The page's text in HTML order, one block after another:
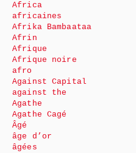
Africa
africaines
Afrika Bambaataa
Afrin
Afrique
Afrique noire
afro
Against Capital
against the
Agathe
Agathe Cagé
Âgé
âge d’or
âgées